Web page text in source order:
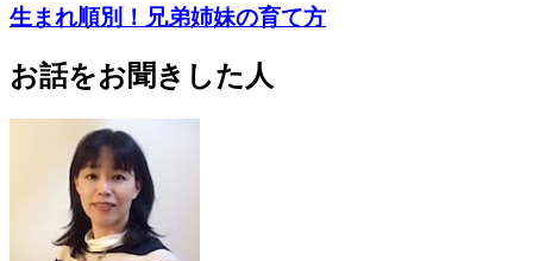
生まれ順別！兄弟姉妹の育て方
お話をお聞きした人